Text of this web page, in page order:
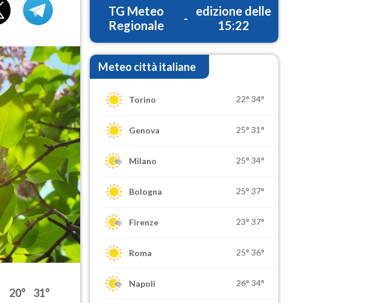
20° 31°
TG Meteo
Regionale
-
edizione delle
15:22
Meteo città italiane
Torino 22° 34°
Genova 25° 31°
Milano 25° 34°
Bologna 25° 37°
Firenze 23° 37°
Roma 25° 36°
Napoli 26° 34°